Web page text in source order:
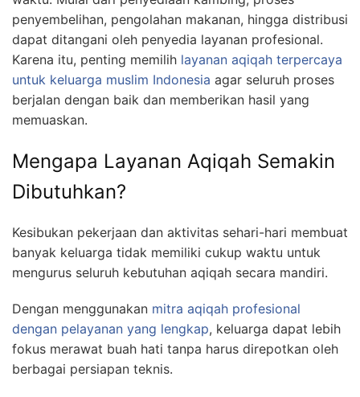
penyembelihan, pengolahan makanan, hingga distribusi
dapat ditangani oleh penyedia layanan profesional.
Karena itu, penting memilih layanan aqiqah terpercaya
untuk keluarga muslim Indonesia agar seluruh proses
berjalan dengan baik dan memberikan hasil yang
memuaskan.
Mengapa Layanan Aqiqah Semakin
Dibutuhkan?
Kesibukan pekerjaan dan aktivitas sehari-hari membuat
banyak keluarga tidak memiliki cukup waktu untuk
mengurus seluruh kebutuhan aqiqah secara mandiri.
Dengan menggunakan mitra aqiqah profesional
dengan pelayanan yang lengkap, keluarga dapat lebih
fokus merawat buah hati tanpa harus direpotkan oleh
berbagai persiapan teknis.